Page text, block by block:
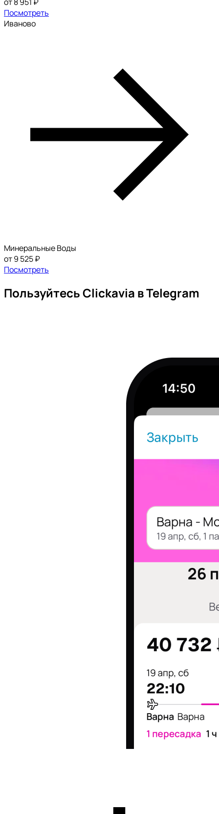
Посмотреть
Иваново
Минеральные Воды
от 9 525 ₽
Посмотреть
Пользуйтесь Clickavia в Telegram